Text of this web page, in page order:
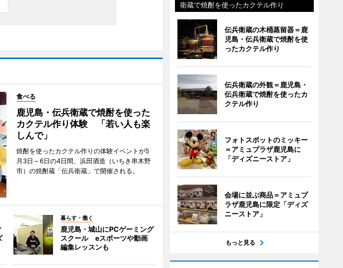
食べる
鹿児島・伝兵衛蔵で焼酎を使った
カクテル作り体験 「若い人も楽
しんで」
焼酎を使ったカクテル作りの体験イベントが5
月3日～6日の4日間、浜田酒造（いちき串木野
市）の焼酎蔵「伝兵衛蔵」で開催される。
暮らす・働く
鹿児島・城山にPCゲーミング
スクール eスポーツや動画
編集レッスンも
衛蔵で焼酎を使ったカクテル作り
伝兵衛蔵の木桶蒸留器＝鹿
児島・伝兵衛蔵で焼酎を使
ったカクテル作り
伝兵衛蔵の外観＝鹿児島・
伝兵衛蔵で焼酎を使ったカ
クテル作り
フォトスポットのミッキー
＝アミュプラザ鹿児島に
「ディズニーストア」
会場に並ぶ商品＝アミュプ
ラザ鹿児島に限定「ディズ
ニーストア」
もっと見る